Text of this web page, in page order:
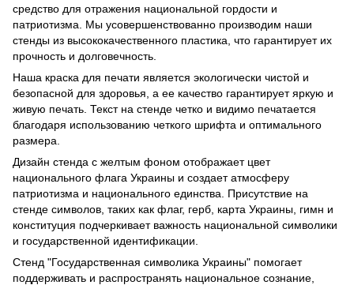
средство для отражения национальной гордости и
патриотизма. Мы усовершенствованно производим наши
стенды из высококачественного пластика, что гарантирует их
прочность и долговечность.
Наша краска для печати является экологически чистой и
безопасной для здоровья, а ее качество гарантирует яркую и
живую печать. Текст на стенде четко и видимо печатается
благодаря использованию четкого шрифта и оптимального
размера.
Дизайн стенда с желтым фоном отображает цвет
национального флага Украины и создает атмосферу
патриотизма и национального единства. Присутствие на
стенде символов, таких как флаг, герб, карта Украины, гимн и
конституция подчеркивает важность национальной символики
и государственной идентификации.
Стенд "Государственная символика Украины" помогает
поддерживать и распространять национальное сознание,